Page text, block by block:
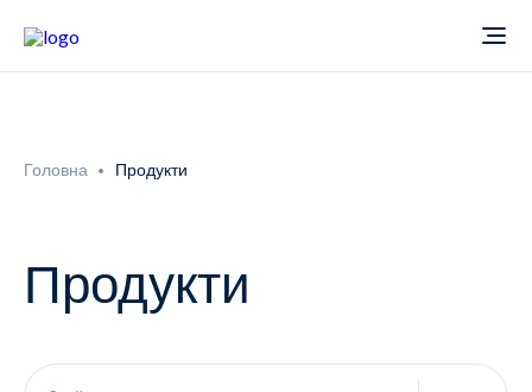
Новини
Головна Продукти
Продукти